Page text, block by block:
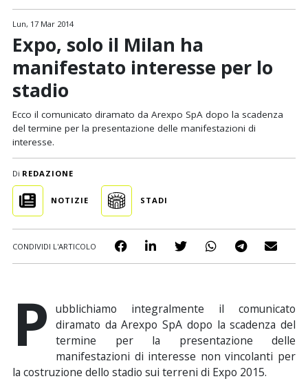
Lun, 17 Mar 2014
Expo, solo il Milan ha
manifestato interesse per lo
stadio
Ecco il comunicato diramato da Arexpo SpA dopo la scadenza
del termine per la presentazione delle manifestazioni di
interesse.
Di REDAZIONE
NOTIZIE STADI
CONDIVIDI L'ARTICOLO
P ubblichiamo integralmente il comunicato
diramato da Arexpo SpA dopo la scadenza del
termine per la presentazione delle
manifestazioni di interesse non vincolanti per
la costruzione dello stadio sui terreni di Expo 2015.